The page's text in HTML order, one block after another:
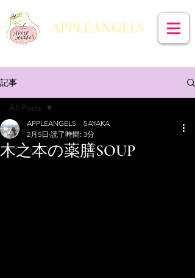
​APPLEANGELS
記事
All Posts
アシスト
All Posts
木之本の薬膳SOUP
APPLEANGELS SAYAKA
2月5日 読了時間: 3分